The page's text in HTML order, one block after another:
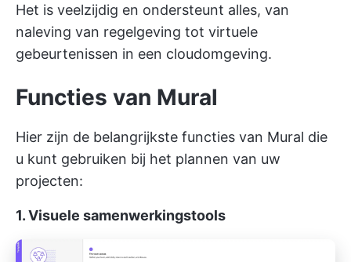
Het is veelzijdig en ondersteunt alles, van
naleving van regelgeving tot virtuele
gebeurtenissen in een cloudomgeving.
Functies van Mural
Hier zijn de belangrijkste functies van Mural die
u kunt gebruiken bij het plannen van uw
projecten:
1. Visuele samenwerkingstools